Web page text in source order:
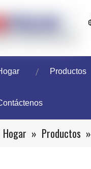
Productos
Hogar » Productos »